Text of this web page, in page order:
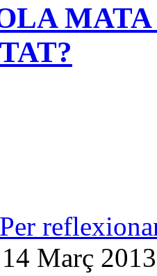
Per
14 Març 2013